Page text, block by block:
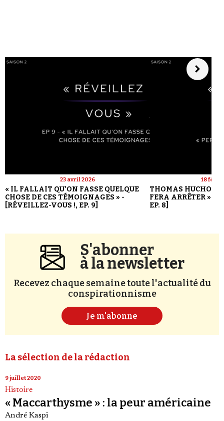
23 avril 2026
« IL FALLAIT QU'ON FASSE QUELQUE
CHOSE DE CES TÉMOIGNAGES » -
[RÉVEILLEZ-VOUS !, EP. 9]
18
THOMAS HUCHON :
FERA ARRÊTER » -
EP. 8]
S'abonner
à la newsletter
Recevez chaque semaine toute l'actualité du
conspirationnisme
Je m'abonne
La sélection de la rédaction
9 juillet 2020
Histoire
« Maccarthysme » : la peur américaine
André Kaspi